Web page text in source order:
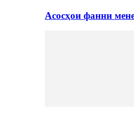
Асосҳои фанни